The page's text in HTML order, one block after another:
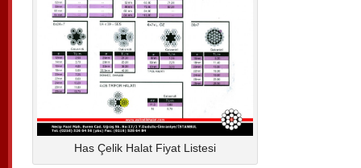
Has Çelik Halat Fiyat Listesi